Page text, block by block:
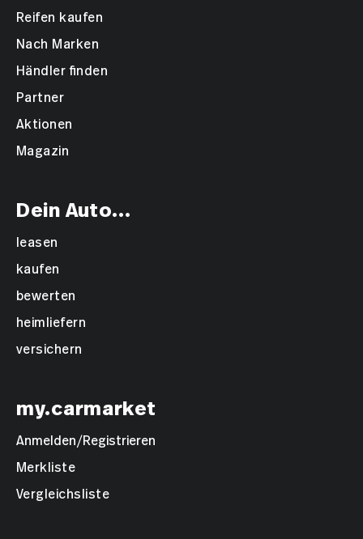
Reifen kaufen
Nach Marken
Händler finden
Partner
Aktionen
Magazin
Dein Auto...
leasen
kaufen
bewerten
heimliefern
versichern
my.carmarket
Anmelden/Registrieren
Merkliste
Vergleichsliste